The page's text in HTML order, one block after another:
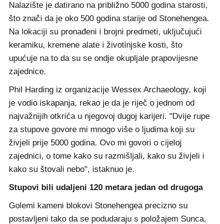
Nalazište je datirano na približno 5000 godina starosti,
što znači da je oko 500 godina starije od Stonehengea.
Na lokaciji su pronađeni i brojni predmeti, uključujući
keramiku, kremene alate i životinjske kosti, što
upućuje na to da su se ondje okupljale prapovijesne
zajednice.
Phil Harding iz organizacije Wessex Archaeology, koji
je vodio iskapanja, rekao je da je riječ o jednom od
najvažnijih otkrića u njegovoj dugoj karijeri. "Dvije rupe
za stupove govore mi mnogo više o ljudima koji su
živjeli prije 5000 godina. Ovo mi govori o cijeloj
zajednici, o tome kako su razmišljali, kako su živjeli i
kako su štovali nebo", istaknuo je.
Stupovi bili udaljeni 120 metara jedan od drugoga
Golemi kameni blokovi Stonehengea precizno su
postavljeni tako da se podudaraju s položajem Sunca,